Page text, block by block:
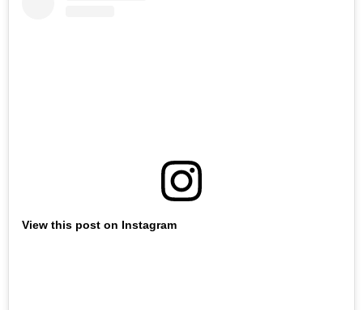
View this post on Instagram